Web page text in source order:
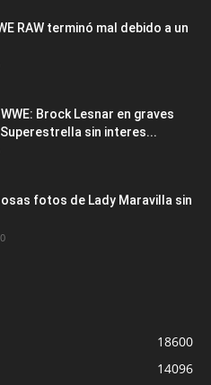
RAW terminó mal debido a un
Brock Lesnar en graves
sin interes...
fotos de Lady Maravilla sin
18600
14096